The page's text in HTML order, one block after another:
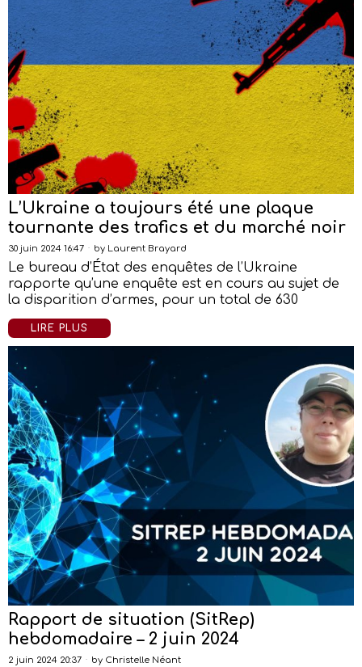
L’Ukraine a toujours été une plaque
tournante des trafics et du marché noir
30 juin 2024 16:47 by Laurent Brayard
Le bureau d’État des enquêtes de l’Ukraine
rapporte qu’une enquête est en cours au sujet de
la disparition d’armes, pour un total de 630
LIRE PLUS
Rapport de situation (SitRep)
hebdomadaire – 2 juin 2024
2 juin 2024 20:37 by Christelle Néant